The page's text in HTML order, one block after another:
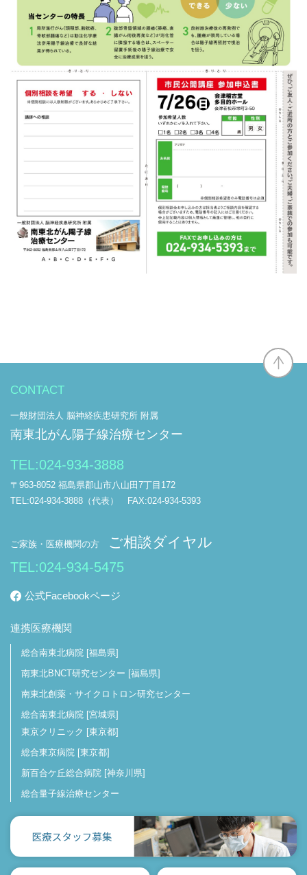
CONTACT
一般財団法人 脳神経疾患研究所 附属
南東北がん陽子線治療センター
TEL:024-934-3888
〒963-8052 福島県郡山市八山田7丁目172
TEL:024-934-3888（代表） FAX:024-934-5393
ご家族・医療機関の方 ご相談ダイヤル
TEL:024-934-5475
公式Facebookページ
連携医療機関
総合南東北病院 [福島県]
南東北BNCT研究センター [福島県]
南東北創薬・サイクロトロン研究センター
総合南東北病院 [宮城県]
東京クリニック [東京都]
総合東京病院 [東京都]
新百合ケ丘総合病院 [神奈川県]
総合量子線治療センター